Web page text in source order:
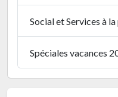
Social et Services à
Spéciales vacances